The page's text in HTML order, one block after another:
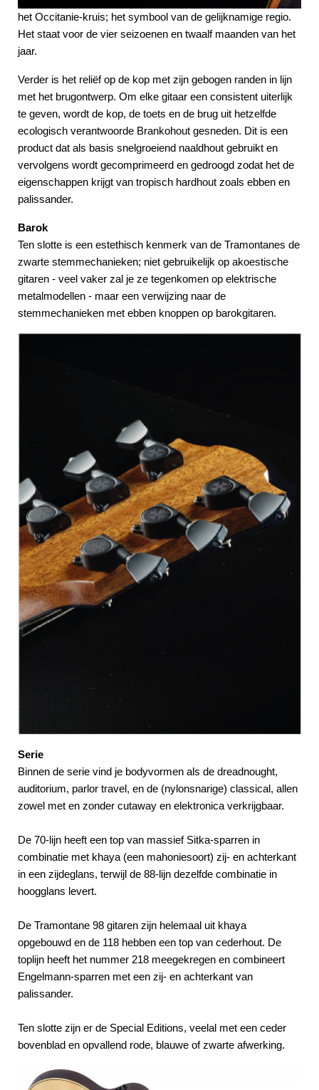
het Occitanie-kruis; het symbool van de gelijknamige regio.
Het staat voor de vier seizoenen en twaalf maanden van het
jaar.
Verder is het reliëf op de kop met zijn gebogen randen in lijn
met het brugontwerp. Om elke gitaar een consistent uiterlijk
te geven, wordt de kop, de toets en de brug uit hetzelfde
ecologisch verantwoorde Brankohout gesneden. Dit is een
product dat als basis snelgroeiend naaldhout gebruikt en
vervolgens wordt gecomprimeerd en gedroogd zodat het de
eigenschappen krijgt van tropisch hardhout zoals ebben en
palissander.
Barok
Ten slotte is een estethisch kenmerk van de Tramontanes de
zwarte stemmechanieken; niet gebruikelijk op akoestische
gitaren - veel vaker zal je ze tegenkomen op elektrische
metalmodellen - maar een verwijzing naar de
stemmechanieken met ebben knoppen op barokgitaren.
Serie
Binnen de serie vind je bodyvormen als de dreadnought,
auditorium, parlor travel, en de (nylonsnarige) classical, allen
zowel met en zonder cutaway en elektronica verkrijgbaar.
De 70-lijn heeft een top van massief Sitka-sparren in
combinatie met khaya (een mahoniesoort) zij- en achterkant
in een zijdeglans, terwijl de 88-lijn dezelfde combinatie in
hoogglans levert.
De Tramontane 98 gitaren zijn helemaal uit khaya
opgebouwd en de 118 hebben een top van cederhout. De
toplijn heeft het nummer 218 meegekregen en combineert
Engelmann-sparren met een zij- en achterkant van
palissander.
Ten slotte zijn er de Special Editions, veelal met een ceder
bovenblad en opvallend rode, blauwe of zwarte afwerking.